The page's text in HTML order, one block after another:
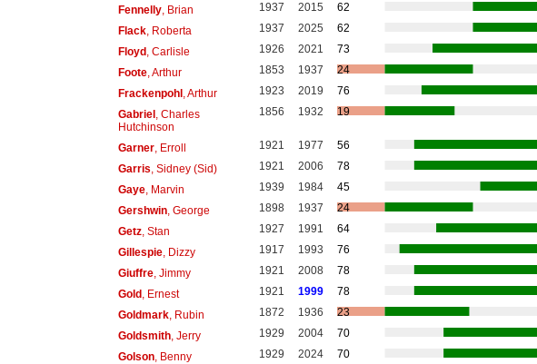
Fennelly, Brian 1937 2015
62
Flack, Roberta 1937 2025
62
Floyd, Carlisle 1926 2021
73
Foote, Arthur 1853 1937
24
Frackenpohl, Arthur 1923 2019
76
Gabriel, Charles
Hutchinson
1856 1932 19
Garner, Erroll 1921 1977
56
Garris , Sidney (Sid) 1921 2006
78
Gaye, Marvin 1939 1984
45
Gershwin, George 1898 1937
24
Getz, Stan 1927 1991
64
Gillespie, Dizzy 1917 1993
76
Giuffre, Jimmy 1921 2008
78
Gold, Ernest 1921 1999
78
Goldmark, Rubin 1872 1936
23
Goldsmith, Jerry 1929 2004
70
Golson, Benny 1929 2024
70